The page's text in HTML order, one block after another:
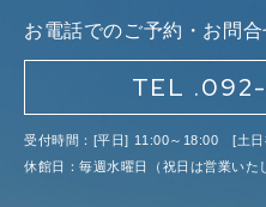
お電話でのご予約・お問合
TEL
受付時間：[平日] 11:00～18:00 [土日
休館日：毎週水曜日（祝日は営業いた